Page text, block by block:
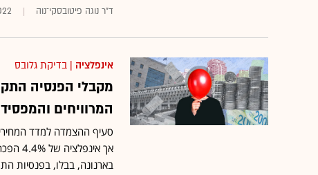
ד"ר נוגה פיטובסקי־נוה
אינפלציה | בדיקת גלובס
מקבלי הפנסיה
המרוויחים
סעיף ההצמדה למדד
בארנונה, בבלו, בפנסיות